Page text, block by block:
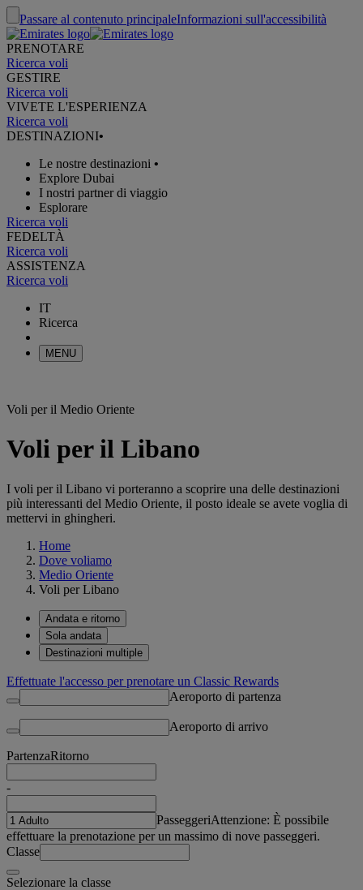
Passare al contenuto principaleInformazioni sull'accessibilità
PRENOTARE
Ricerca voli
GESTIRE
Ricerca voli
VIVETE L'ESPERIENZA
Ricerca voli
DESTINAZIONI•
Le nostre destinazioni •
Explore Dubai
I nostri partner di viaggio
Esplorare
Ricerca voli
FEDELTÀ
Ricerca voli
ASSISTENZA
Ricerca voli
IT
Ricerca
MENU
Voli per il Medio Oriente
Voli per il Libano
I voli per il Libano vi porteranno a scoprire una delle destinazioni
più interessanti del Medio Oriente, il posto ideale se avete voglia di
mettervi in ghingheri.
Home
Dove voliamo
Medio Oriente
Voli per Libano
Andata e ritorno
Sola andata
Destinazioni multiple
Effettuate l'accesso per prenotare un Classic Rewards
Aeroporto di partenza
Aeroporto di arrivo
PartenzaRitorno
-
PasseggeriAttenzione: È possibile
effettuare la prenotazione per un massimo di nove passeggeri.
Classe
Selezionare la classe